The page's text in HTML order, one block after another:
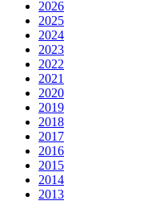
2026
2025
2024
2023
2022
2021
2020
2019
2018
2017
2016
2015
2014
2013